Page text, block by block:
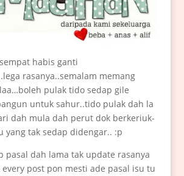
habis ganti
rasanya..semalam memang
pulak tido sedap gile
untuk sahur..tido pulak dah la
dah mula dah perut dok berkeriuk-
yang tak sedap didengar.. :p
pasal dah lama tak update rasanya
post pon mesti ade pasal isu tu